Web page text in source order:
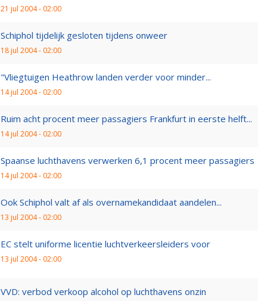
21 jul 2004 - 02:00
Schiphol tijdelijk gesloten tijdens onweer
18 jul 2004 - 02:00
"Vliegtuigen Heathrow landen verder voor minder...
14 jul 2004 - 02:00
Ruim acht procent meer passagiers Frankfurt in eerste helft...
14 jul 2004 - 02:00
Spaanse luchthavens verwerken 6,1 procent meer passagiers
14 jul 2004 - 02:00
Ook Schiphol valt af als overnamekandidaat aandelen...
13 jul 2004 - 02:00
EC stelt uniforme licentie luchtverkeersleiders voor
13 jul 2004 - 02:00
VVD: verbod verkoop alcohol op luchthavens onzin